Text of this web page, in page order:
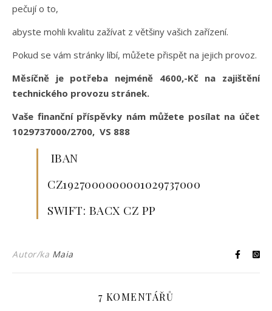
pečují o to,
abyste mohli kvalitu zažívat z většiny vašich zařízení.
Pokud se vám stránky líbí, můžete přispět na jejich provoz.
Měsíčně je potřeba nejméně 4600,-Kč na zajištění
technického provozu stránek.
Vaše finanční příspěvky nám můžete posílat na účet
1029737000/2700, VS 888
IBAN
CZ1927000000001029737000
SWIFT: BACX CZ PP
Autor/ka Maia
7 KOMENTÁŘŮ